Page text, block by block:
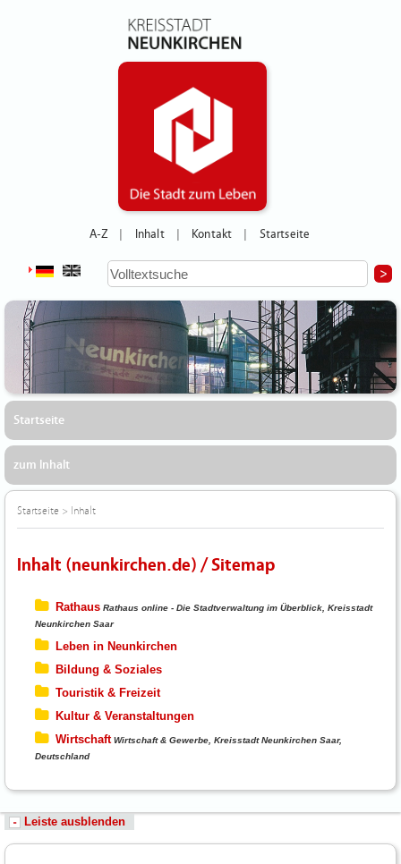
A-Z Inhalt Kontakt Startseite
Startseite
zum Inhalt
Startseite > Inhalt
Inhalt (neunkirchen.de) / Sitemap
Rathaus Rathaus online - Die Stadtverwaltung im Überblick, Kreisstadt
Neunkirchen Saar
Leben in Neunkirchen
Bildung & Soziales
Touristik & Freizeit
Kultur & Veranstaltungen
Wirtschaft Wirtschaft & Gewerbe, Kreisstadt Neunkirchen Saar,
Deutschland
Leiste ausblenden